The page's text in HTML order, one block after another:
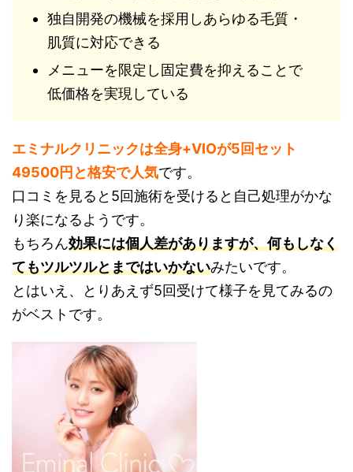
独自開発の機械を採用しあらゆる毛質・
肌質に対応できる
メニューを限定し固定費を抑えることで
低価格を実現している
エミナルクリニックは全身+VIOが5回セット
49500円と格安で人気です。
口コミを見ると5回施術を受けると自己処理がかな
り楽になるようです。
もちろん効果には個人差がありますが、何もしなく
てもツルツルとまではいかないみたいです。
とはいえ、とりあえず5回受けて様子を見てみるの
がベストです。